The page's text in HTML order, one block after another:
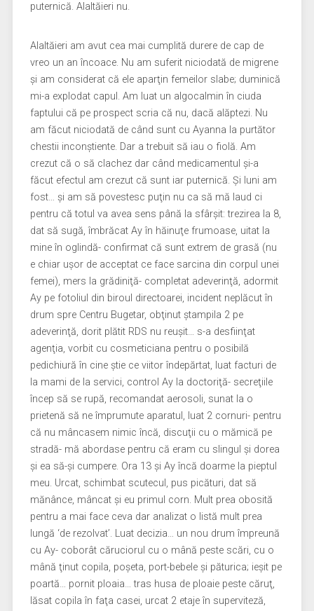
puternică. Alaltăieri nu.
Alaltăieri am avut cea mai cumplită durere de cap de
vreo un an încoace. Nu am suferit niciodată de migrene
şi am considerat că ele aparţin femeilor slabe; duminică
mi-a explodat capul. Am luat un algocalmin în ciuda
faptului că pe prospect scria că nu, dacă alăptezi. Nu
am făcut niciodată de când sunt cu Ayanna la purtător
chestii inconştiente. Dar a trebuit să iau o fiolă. Am
crezut că o să clachez dar când medicamentul şi-a
făcut efectul am crezut că sunt iar puternică. Şi luni am
fost… şi am să povestesc puţin nu ca să mă laud ci
pentru că totul va avea sens până la sfârşit: trezirea la 8,
dat să sugă, îmbrăcat Ay în hăinuţe frumoase, uitat la
mine în oglindă- confirmat că sunt extrem de grasă (nu
e chiar uşor de acceptat ce face sarcina din corpul unei
femei), mers la grădiniţă- completat adeverinţă, adormit
Ay pe fotoliul din biroul directoarei, incident neplăcut în
drum spre Centru Bugetar, obţinut ştampila 2 pe
adeverinţă, dorit plătit RDS nu reuşit… s-a desfiinţat
agenţia, vorbit cu cosmeticiana pentru o posibilă
pedichiură în cine ştie ce viitor îndepărtat, luat facturi de
la mami de la servici, control Ay la doctoriţă- secreţiile
încep să se rupă, recomandat aerosoli, sunat la o
prietenă să ne împrumute aparatul, luat 2 cornuri- pentru
că nu mâncasem nimic încă, discuţii cu o mămică pe
stradă- mă abordase pentru că eram cu slingul şi dorea
şi ea să-şi cumpere. Ora 13 şi Ay încă doarme la pieptul
meu. Urcat, schimbat scutecul, pus picături, dat să
mănânce, mâncat şi eu primul corn. Mult prea obosită
pentru a mai face ceva dar analizat o listă mult prea
lungă ‘de rezolvat’. Luat decizia… un nou drum împreună
cu Ay- coborât căruciorul cu o mână peste scări, cu o
mână ţinut copila, poşeta, port-bebele şi păturica; ieşit pe
poartă… pornit ploaia… tras husa de ploaie peste căruţ,
lăsat copila în faţa casei, urcat 2 etaje în superviteză,